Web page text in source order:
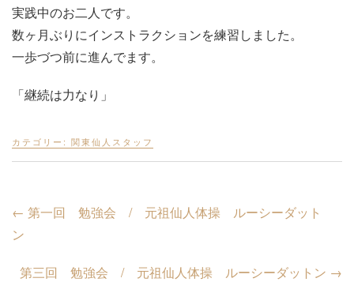
実践中のお二人です。
数ヶ月ぶりにインストラクションを練習しました。
一歩づつ前に進んでます。
「継続は力なり」
カテゴリー: 関東仙人スタッフ
← 第一回 勉強会 / 元祖仙人体操 ルーシーダット
ン
第三回 勉強会 / 元祖仙人体操 ルーシーダットン →